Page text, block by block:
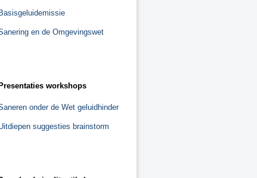
Basisgeluidemissie
en de Omgevingswet
Presentaties workshops
onder de Wet geluidhinder
suggesties brainstorm